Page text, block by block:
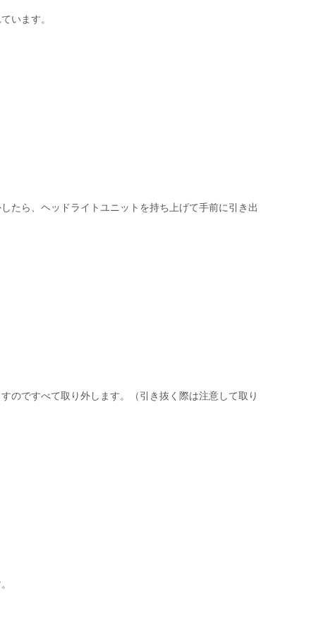
います。
たら、ヘッドライトユニットを持ち上げて手前に引き出
のですべて取り外します。（引き抜く際は注意して取り